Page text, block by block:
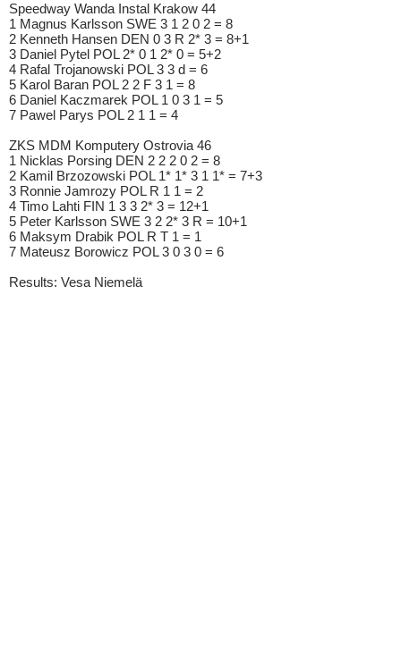
Speedway Wanda Instal Krakow 44
1 Magnus Karlsson SWE 3 1 2 0 2 = 8
2 Kenneth Hansen DEN 0 3 R 2* 3 = 8+1
3 Daniel Pytel POL 2* 0 1 2* 0 = 5+2
4 Rafal Trojanowski POL 3 3 d = 6
5 Karol Baran POL 2 2 F 3 1 = 8
6 Daniel Kaczmarek POL 1 0 3 1 = 5
7 Pawel Parys POL 2 1 1 = 4
ZKS MDM Komputery Ostrovia 46
1 Nicklas Porsing DEN 2 2 2 0 2 = 8
2 Kamil Brzozowski POL 1* 1* 3 1 1* = 7+3
3 Ronnie Jamrozy POL R 1 1 = 2
4 Timo Lahti FIN 1 3 3 2* 3 = 12+1
5 Peter Karlsson SWE 3 2 2* 3 R = 10+1
6 Maksym Drabik POL R T 1 = 1
7 Mateusz Borowicz POL 3 0 3 0 = 6
Results: Vesa Niemelä